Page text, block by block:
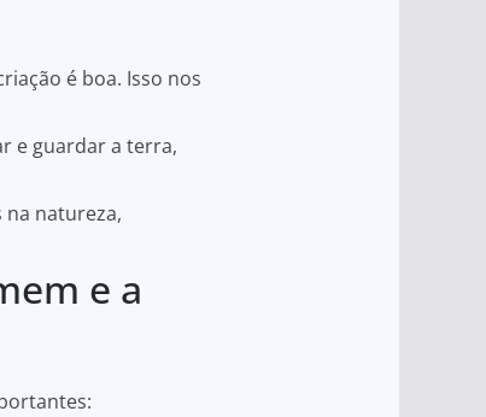
é boa. Isso nos
e guardar a terra,
na natureza,
e a